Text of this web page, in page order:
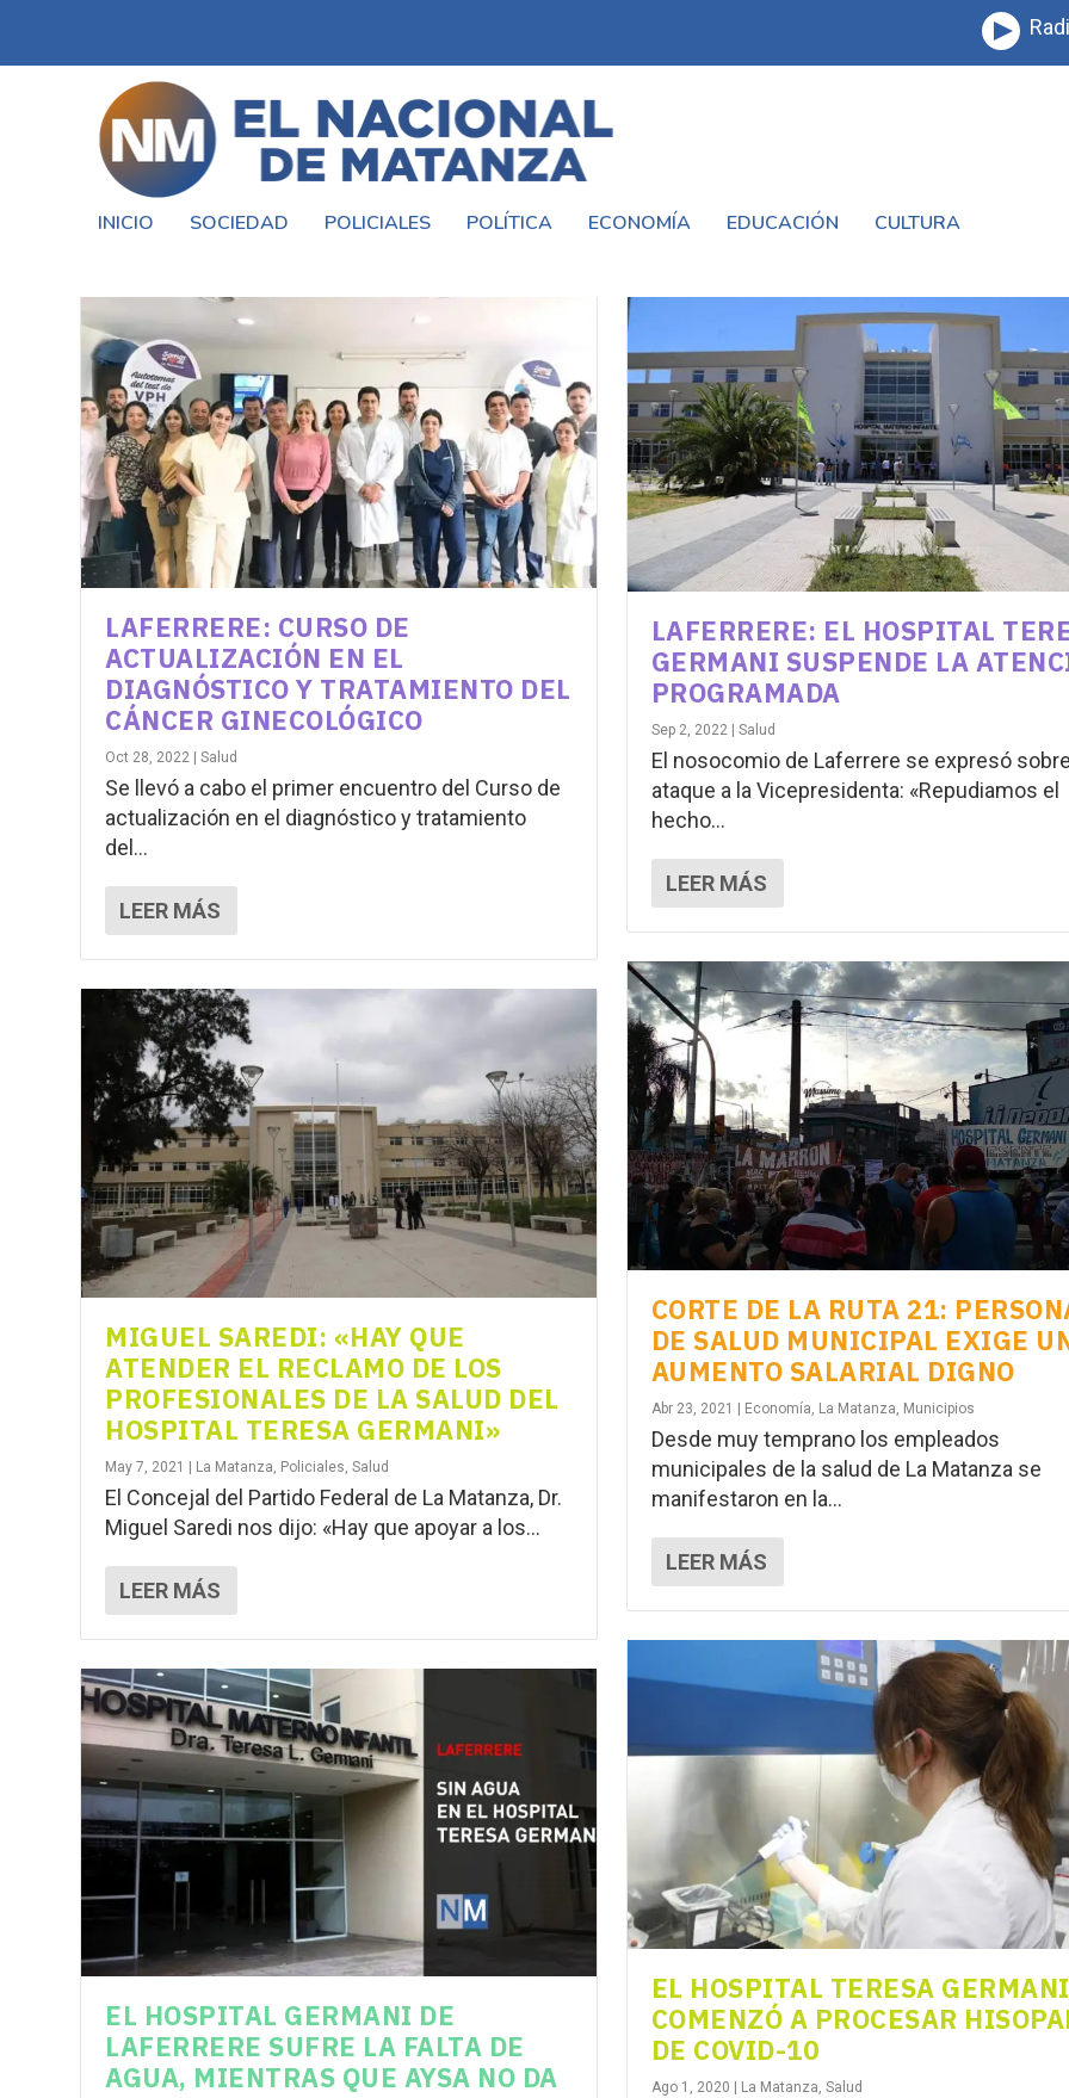
INICIO SOCIEDAD POLICIALES POLÍTICA ECONOMÍA EDUCACIÓN CULTURA
LAFERRERE: CURSO DE
ACTUALIZACIÓN EN EL
DIAGNÓSTICO Y TRATAMIENTO DEL
CÁNCER GINECOLÓGICO
Oct 28, 2022 |Salud
Se llevó a cabo el primer encuentro del Curso de
actualización en el diagnóstico y tratamiento
del...
LEER MÁS
MIGUEL SAREDI: «HAY QUE
ATENDER EL RECLAMO DE LOS
PROFESIONALES DE LA SALUD DEL
HOSPITAL TERESA GERMANI»
May 7, 2021 | La Matanza Policiales ,Salud
El Concejal del Partido Federal de La Matanza, Dr.
Miguel Saredi nos dijo: «Hay que apoyar a los...
LEER MÁS
EL HOSPITAL GERMANI DE
LAFERRERE SUFRE LA FALTA DE
AGUA, MIENTRAS QUE AYSA NO DA
LAFERRERE: EL HOSPITAL
GERMANI SUSPENDE LA
PROGRAMADA
Sep 2, 2022| Salud
El nosocomio de Laferrere se expresó
ataque a la Vicepresidenta: «Repudiamos el
hecho...
LEER MÁS
CORTE DE LA RUTA 21:
DE SALUD MUNICIPAL EXIGE
AUMENTO SALARIAL DIGNO
Abr 23, 2021 Economía, La Matanza, Municipios
Desde muy temprano los empleados
municipales de la salud de La Matanza se
manifestaron en la...
LEER MÁS
EL HOSPITAL TERESA GERMANI
COMENZÓ A PROCESAR
DE COVID-10
Ago 1, 2020 | La Matanza Salud